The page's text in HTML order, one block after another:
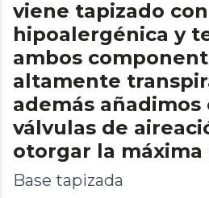
viene tapizado
hipoalergénica y
ambos
altamente
además añadimos
válvulas de
otorgar la
Base tapizada